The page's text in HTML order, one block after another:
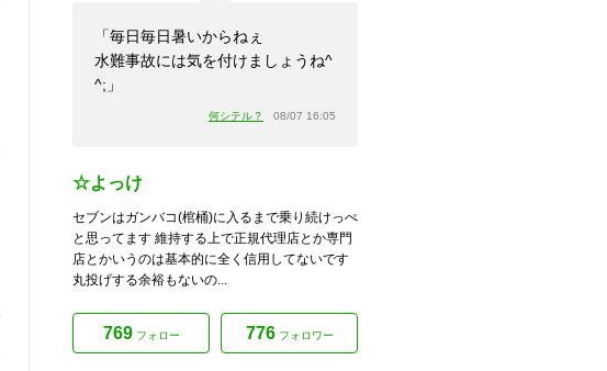
「毎日毎日暑いからねぇ
水難事故には気を付けましょうね^
^;」
何シテル？ 08/07 16:05
☆よっけ
セブンはガンバコ(棺桶)に入るまで乗り続けっぺ
と思ってます 維持する上で正規代理店とか専門
店とかいうのは基本的に全く信用してないです
丸投げする余裕もないの...
769フォロー 776フォロワー